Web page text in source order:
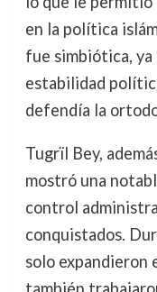
en la política
fue simbiótica, ya
estabilidad
defendía la
Tugrïl Bey,
mostró una
control
conquistados.
solo expandieron